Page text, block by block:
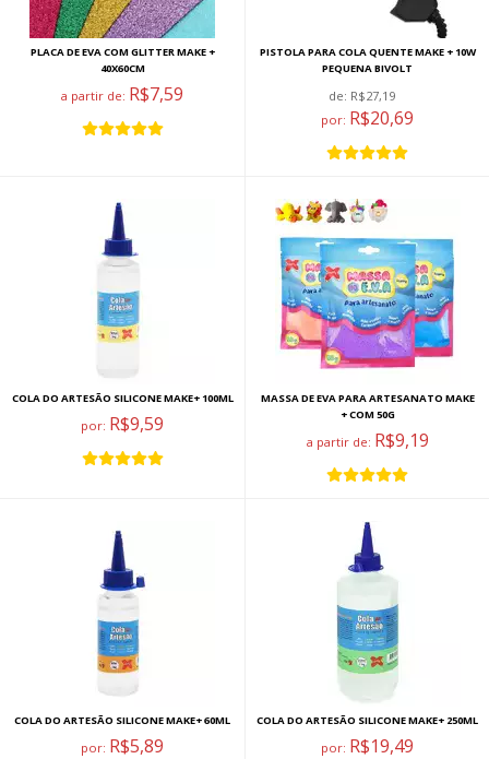
PLACA DE EVA COM GLITTER MAKE +
40X60CM
a partir de: R$7,59
PISTOLA PARA COLA QUENTE MAKE + 10W
PEQUENA BIVOLT
de: R$27,19
por: R$20,69
COLA DO ARTESÃO SILICONE MAKE+ 100ML
por: R$9,59
MASSA DE EVA PARA ARTESANATO MAKE
+ COM 50G
a partir de: R$9,19
COLA DO ARTESÃO SILICONE MAKE+ 60ML
por: R$5,89
COLA DO ARTESÃO SILICONE MAKE+ 250ML
por: R$19,49